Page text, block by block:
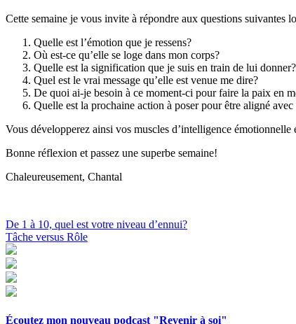
Cette semaine je vous invite à répondre aux questions suivantes
Quelle est l’émotion que je ressens?
Où est-ce qu’elle se loge dans mon corps?
Quelle est la signification que je suis en train de lui donner?
Quel est le vrai message qu’elle est venue me dire?
De quoi ai-je besoin à ce moment-ci pour faire la paix en
Quelle est la prochaine action à poser pour être aligné
Vous développerez ainsi vos muscles d’intelligence
Bonne réflexion et passez une superbe semaine!
Chaleureusement, Chantal
Navigation
de
l'article
De 1 à 10, quel est votre niveau d’ennui?
Tâche versus Rôle
Écoutez mon nouveau podcast "Revenir à soi"